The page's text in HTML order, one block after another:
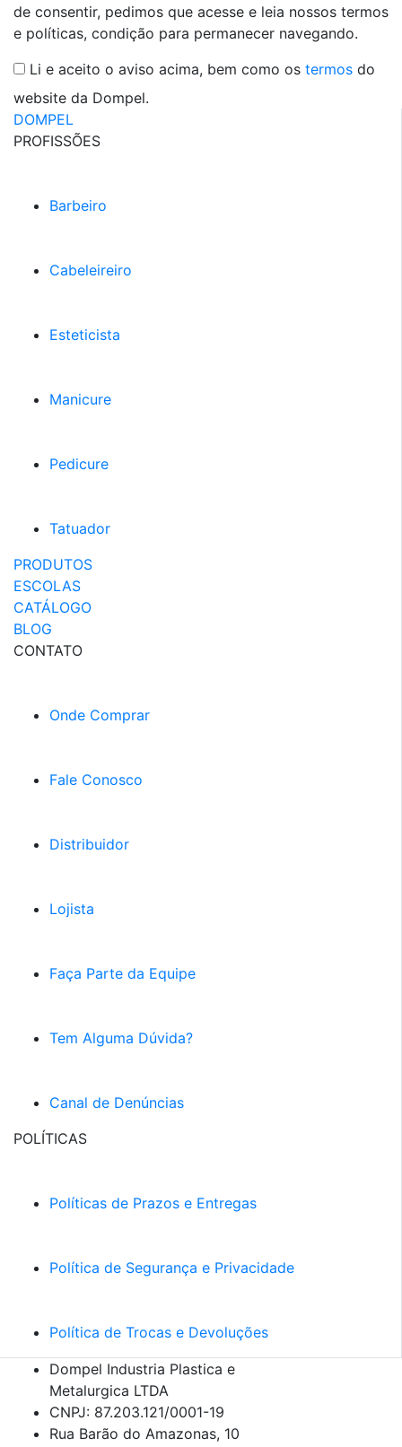
de consentir, pedimos que acesse e leia nossos termos
e políticas, condição para permanecer navegando.
Li e aceito o aviso acima, bem como os termos do
website da Dompel.
DOMPEL
PROFISSÕES
Barbeiro
Cabeleireiro
Esteticista
Manicure
Pedicure
Tatuador
PRODUTOS
ESCOLAS
CATÁLOGO
BLOG
CONTATO
Onde Comprar
Fale Conosco
Distribuidor
Lojista
Faça Parte da Equipe
Tem Alguma Dúvida?
Canal de Denúncias
POLÍTICAS
Políticas de Prazos e Entregas
Política de Segurança e Privacidade
Política de Trocas e Devoluções
Dompel Industria Plastica e
Metalurgica LTDA
CNPJ: 87.203.121/0001-19
Rua Barão do Amazonas, 10